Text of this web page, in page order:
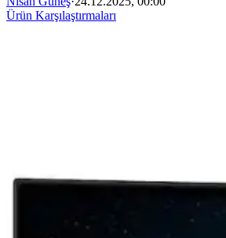
Ürün Karşılaştırmaları